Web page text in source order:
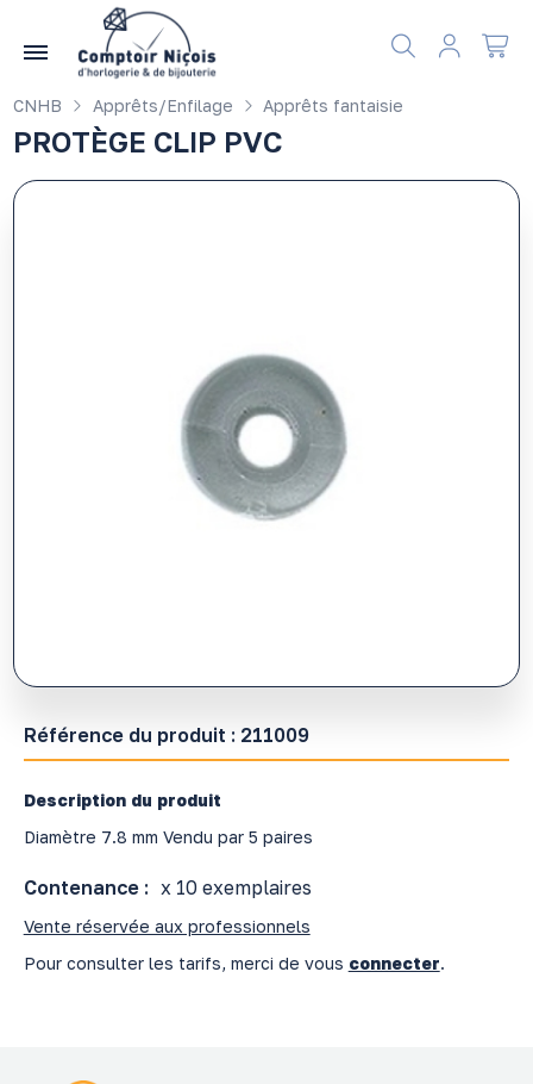
CNHB Apprêts/Enfilage Apprêts fantaisie
PROTÈGE CLIP PVC
Référence du produit : 211009
Description du produit
Diamètre 7.8 mm Vendu par 5 paires
Contenance : x 10 exemplaires
Vente réservée aux professionnels
Pour consulter les tarifs, merci de vous connecter.
Gérer les préférences en matière de cookies